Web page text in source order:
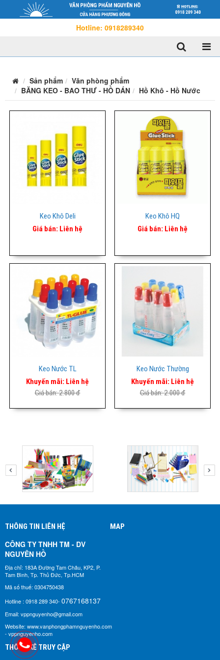
Hotline: 0918289340
Sản phẩm
Văn phòng phẩm
BĂNG KEO - BAO THƯ - HỒ DÁN
Hồ Khô - Hồ Nước
Keo Khô Deli
Giá bán: Liên hệ
Keo Khô HQ
Giá bán: Liên hệ
Keo Nước TL
Khuyến mãi: Liên hệ
Giá bán:2.800 đ
Keo Nước Thường
Khuyến mãi: Liên hệ
Giá bán:2.000 đ
THÔNG TIN LIÊN HỆ
CÔNG TY TNHH TM - DV
NGUYÊN HỒ​
Địa chỉ: 183A Đường Tam Châu, KP2, P.
Tam Bình, Tp. Thủ Đức, Tp.HCM
Mã số thuế: 0304750438
Hotline : 0918 289 340- 0767168137
Email: vppnguyenho@gmail.com
Website: www.vanphongphamnguyenho.com
- vppnguyenho.com
MAP
THỐNG KÊ TRUY CẬP